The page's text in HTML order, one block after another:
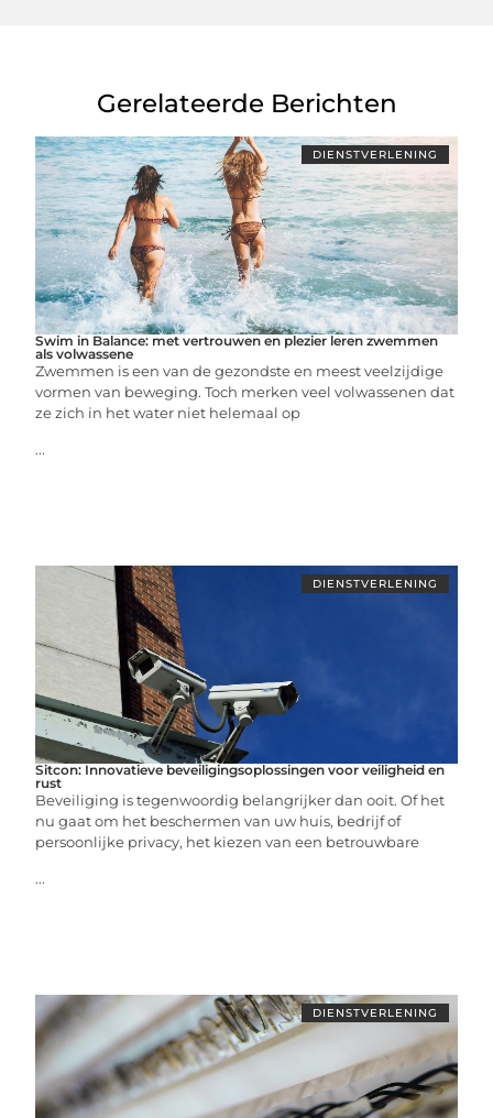
Gerelateerde Berichten
DIENSTVERLENING
Swim in Balance: met vertrouwen en plezier leren zwemmen
als volwassene
Zwemmen is een van de gezondste en meest veelzijdige
vormen van beweging. Toch merken veel volwassenen dat
ze zich in het water niet helemaal op
...
DIENSTVERLENING
Sitcon: Innovatieve beveiligingsoplossingen voor veiligheid en
rust
Beveiliging is tegenwoordig belangrijker dan ooit. Of het
nu gaat om het beschermen van uw huis, bedrijf of
persoonlijke privacy, het kiezen van een betrouwbare
...
DIENSTVERLENING